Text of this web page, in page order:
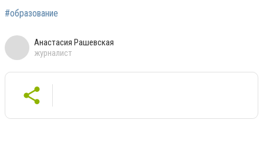
#образование
Анастасия Рашевская
журналист